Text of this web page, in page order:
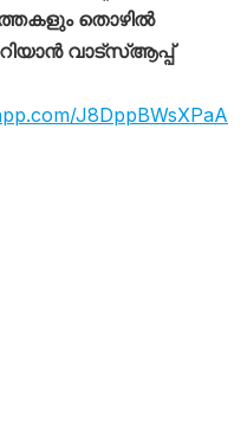
തൊഴിൽ
വാട്സ്ആപ്പ്
J8DppBWsXPaA